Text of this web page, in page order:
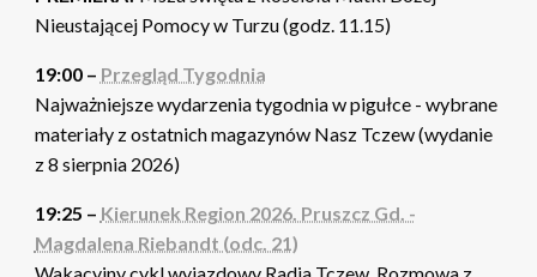
Nieustającej Pomocy w Turzu (godz. 11.15)
19:00 – Przegląd Tygodnia
Najważniejsze wydarzenia tygodnia w pigułce - wybrane
materiały z ostatnich magazynów Nasz Tczew (wydanie
z 8 sierpnia 2026)
19:25 – Kierunek Region 2026. Pruszcz Gd. -
Magdalena Riebandt (odc. 21)